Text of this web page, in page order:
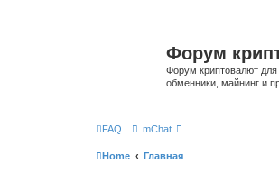
Форум
Форум криптовалют для
обменники, майнинг и
FAQ mChat
Home Главная